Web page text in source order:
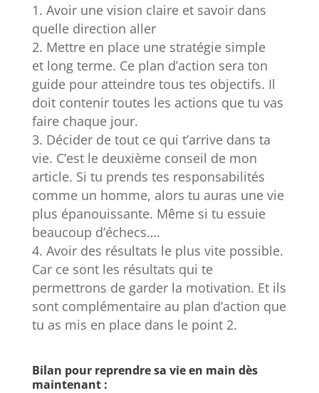
Avoir une vision claire et savoir dans
quelle direction aller
Mettre en place une stratégie simple
et long terme. Ce plan d’action sera ton
guide pour atteindre tous tes objectifs. Il
doit contenir toutes les actions que tu vas
faire chaque jour.
Décider de tout ce qui t’arrive dans ta
vie. C’est le deuxième conseil de mon
article. Si tu prends tes responsabilités
comme un homme, alors tu auras une vie
plus épanouissante. Même si tu essuie
beaucoup d’échecs….
Avoir des résultats le plus vite possible.
Car ce sont les résultats qui te
permettrons de garder la motivation. Et ils
sont complémentaire au plan d’action que
tu as mis en place dans le point 2.
Bilan pour reprendre sa vie en main dès
maintenant :